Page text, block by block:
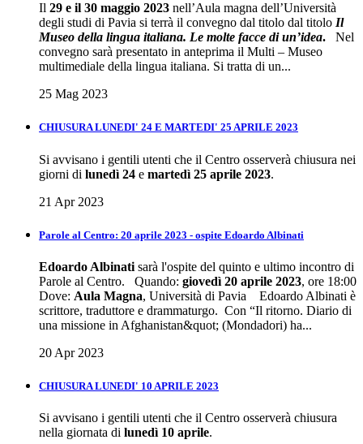
Il 29 e il 30 maggio 2023 nell’Aula magna dell’Università
degli studi di Pavia si terrà il convegno dal titolo dal titolo Il
Museo della lingua italiana. Le molte facce di un’idea. Nel
convegno sarà presentato in anteprima il Multi – Museo
multimediale della lingua italiana. Si tratta di un...
25 Mag 2023
CHIUSURA LUNEDI' 24 E MARTEDI' 25 APRILE 2023
Si avvisano i gentili utenti che il Centro osserverà chiusura nei
giorni di lunedì 24 e martedì 25 aprile 2023.
21 Apr 2023
Parole al Centro: 20 aprile 2023 - ospite Edoardo Albinati
Edoardo Albinati sarà l'ospite del quinto e ultimo incontro di
Parole al Centro. Quando: giovedì 20 aprile 2023, ore 18:00
Dove: Aula Magna, Università di Pavia Edoardo Albinati è
scrittore, traduttore e drammaturgo. Con “Il ritorno. Diario di
una missione in Afghanistan&quot; (Mondadori) ha...
20 Apr 2023
CHIUSURA LUNEDI' 10 APRILE 2023
Si avvisano i gentili utenti che il Centro osserverà chiusura
nella giornata di lunedì 10 aprile.